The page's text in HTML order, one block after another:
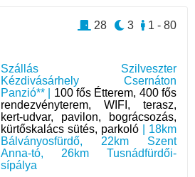
Szállás Szilveszter
Kézdivásárhely Csernáton
Panzió** | 100 fős Étterem, 400 fős
rendezvényterem, WIFI, terasz,
kert-udvar, pavilon, bográcsozás,
kürtőskalács sütés, parkoló | 18km
Bálványosfürdő, 22km Szent
Anna-tó, 26km Tusnádfürdői-
sípálya
1 - 80
3
28